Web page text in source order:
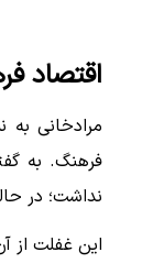
اقتصاد
مرادخانی
فرهنگ. به
نداشت؛ در
این غفلت از